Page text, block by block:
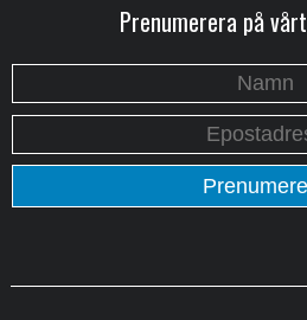
Prenumerera på